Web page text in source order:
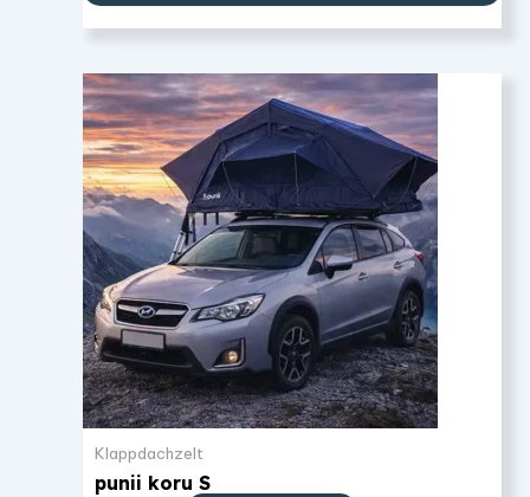
Klappdachzelt
punii koru S